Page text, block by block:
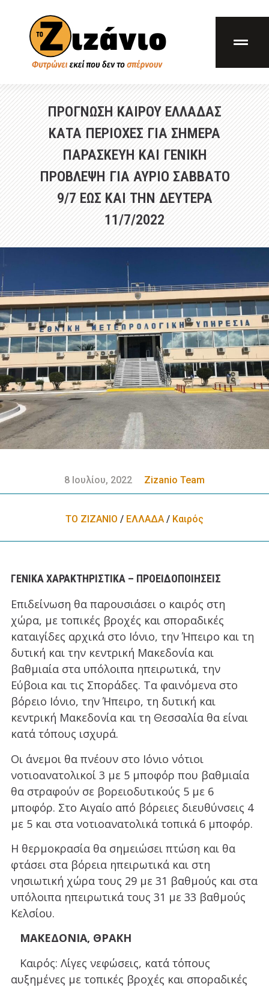
ΠΡΟΓΝΩΣΗ ΚΑΙΡΟΥ ΕΛΛΑΔΑΣ
ΚΑΤΑ ΠΕΡΙΟΧΕΣ ΓΙΑ ΣΗΜΕΡΑ
ΠΑΡΑΣΚΕΥΗ ΚΑΙ ΓΕΝΙΚΗ
ΠΡΟΒΛΕΨΗ ΓΙΑ ΑΥΡΙΟ ΣΑΒΒΑΤΟ
9/7 ΕΩΣ ΚΑΙ ΤΗΝ ΔΕΥΤΕΡΑ
11/7/2022
8 Ιουλίου, 2022 Zizanio Team
ΤΟ ΖΙΖΑΝΙΟ / ΕΛΛΑΔA / Καιρός
ΓΕΝΙΚΑ ΧΑΡΑΚΤΗΡΙΣΤΙΚΑ – ΠΡΟΕΙΔΟΠΟΙΗΣΕΙΣ
Επιδείνωση θα παρουσιάσει ο καιρός στη
χώρα, με τοπικές βροχές και σποραδικές
καταιγίδες αρχικά στο Ιόνιο, την Ήπειρο και τη
δυτική και την κεντρική Μακεδονία και
βαθμιαία στα υπόλοιπα ηπειρωτικά, την
Εύβοια και τις Σποράδες. Τα φαινόμενα στο
βόρειο Ιόνιο, την Ήπειρο, τη δυτική και
κεντρική Μακεδονία και τη Θεσσαλία θα είναι
κατά τόπους ισχυρά.
Οι άνεμοι θα πνέουν στο Ιόνιο νότιοι
νοτιοανατολικοί 3 με 5 μποφόρ που βαθμιαία
θα στραφούν σε βορειοδυτικούς 5 με 6
μποφόρ. Στο Αιγαίο από βόρειες διευθύνσεις 4
με 5 και στα νοτιοανατολικά τοπικά 6 μποφόρ.
Η θερμοκρασία θα σημειώσει πτώση και θα
φτάσει στα βόρεια ηπειρωτικά και στη
νησιωτική χώρα τους 29 με 31 βαθμούς και στα
υπόλοιπα ηπειρωτικά τους 31 με 33 βαθμούς
Κελσίου.
ΜΑΚΕΔΟΝΙΑ, ΘΡΑΚΗ
Καιρός: Λίγες νεφώσεις, κατά τόπους
αυξημένες με τοπικές βροχές και σποραδικές